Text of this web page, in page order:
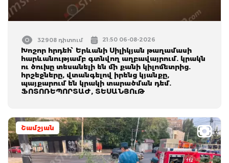
32908 դիտում 21:50 06-08-2026
Խոշոր հրդեհ՝ Երևանի Սիլիկյան թաղամասի
հարևանությամբ գտնվող աղբավայրում. կրակն
ու ծուխը տեսանելի են մի քանի կիլոմետրից.
հրշեջները, վտանգելով իրենց կյանքը,
պայքարում են կրակի տարածման դեմ.
ՖՈՏՈՌԵՊՈՐՏԱԺ, ՏԵՍԱՆՅՈւԹ
Շամշյան